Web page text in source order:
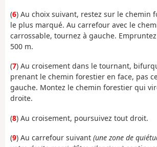
(6) Au choix suivant, restez sur le chemin
le plus marqué. Au carrefour avec le
carrossable, tournez à gauche.
500 m.
(7) Au croisement dans le tournant,
prenant le chemin forestier en face, pas
gauche. Montez le chemin forestier qui
droite.
(8) Au croisement, poursuivez tout droit.
(9) Au carrefour suivant (une zone de